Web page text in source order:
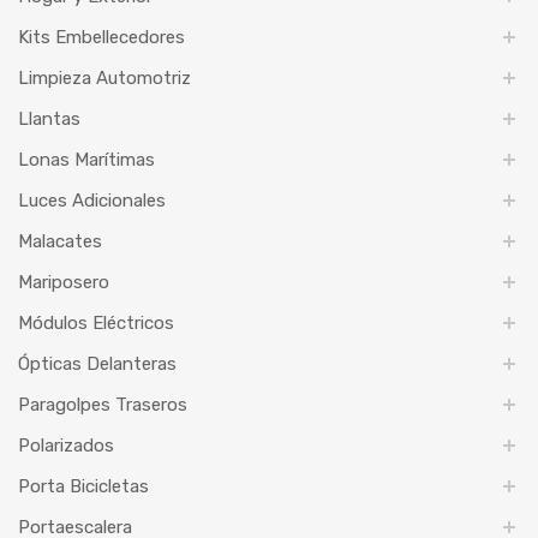
Kits Embellecedores
Limpieza Automotriz
Llantas
Lonas Marítimas
Luces Adicionales
Malacates
Mariposero
Módulos Eléctricos
Ópticas Delanteras
Paragolpes Traseros
Polarizados
Porta Bicicletas
Portaescalera